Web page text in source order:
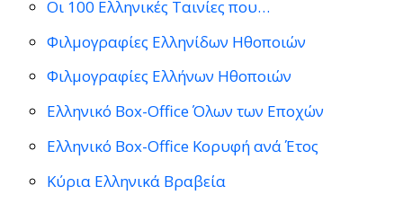
Οι 100 Ελληνικές Ταινίες που…
Φιλμογραφίες Ελληνίδων Ηθοποιών
Φιλμογραφίες Ελλήνων Ηθοποιών
Ελληνικό Box-Office Όλων των Εποχών
Ελληνικό Box-Office Κορυφή ανά Έτος
Κύρια Ελληνικά Βραβεία